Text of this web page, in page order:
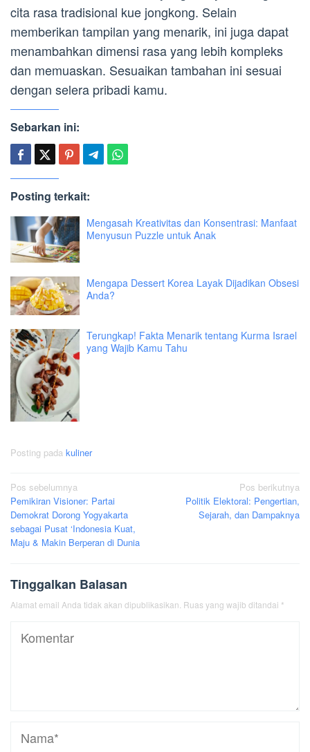
cita rasa tradisional kue jongkong. Selain
memberikan tampilan yang menarik, ini juga dapat
menambahkan dimensi rasa yang lebih kompleks
dan memuaskan. Sesuaikan tambahan ini sesuai
dengan selera pribadi kamu.
Sebarkan ini:
Posting terkait:
Mengasah Kreativitas dan Konsentrasi: Manfaat
Menyusun Puzzle untuk Anak
Mengapa Dessert Korea Layak Dijadikan Obsesi
Anda?
Terungkap! Fakta Menarik tentang Kurma Israel
yang Wajib Kamu Tahu
Posting pada kuliner
Navigasi
pos
Pos sebelumnya
Pemikiran Visioner: Partai
Demokrat Dorong Yogyakarta
sebagai Pusat ‘Indonesia Kuat,
Maju & Makin Berperan di Dunia
Pos berikutnya
Politik Elektoral: Pengertian,
Sejarah, dan Dampaknya
Tinggalkan Balasan
Alamat email Anda tidak akan dipublikasikan. Ruas yang wajib ditandai *